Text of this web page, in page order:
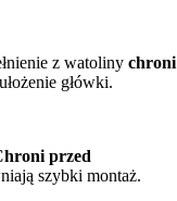
z watolinychroni
główki.
przed
szybki montaż.